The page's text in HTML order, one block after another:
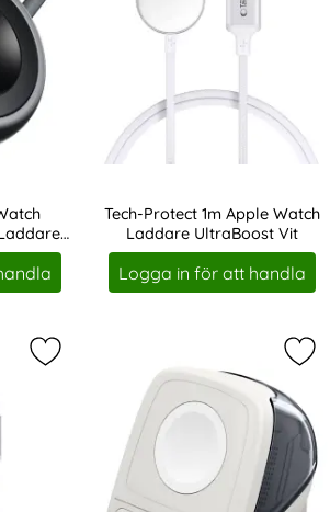
Tech-Protect 1m Apple Watch
Laddare UltraBoost Vit
Art. nr 238110
Logga in för att handla
Markera tech-Protect 1m Apple